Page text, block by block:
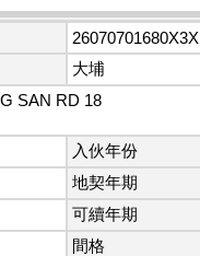
26070701680X3X
大埔
SAN RD 18
入伙年份
地契年期
可續年期
間格